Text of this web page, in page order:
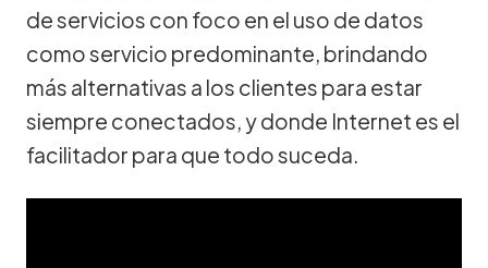
de servicios con foco en el uso de datos
como servicio predominante, brindando
más alternativas a los clientes para estar
siempre conectados, y donde Internet es el
facilitador para que todo suceda.